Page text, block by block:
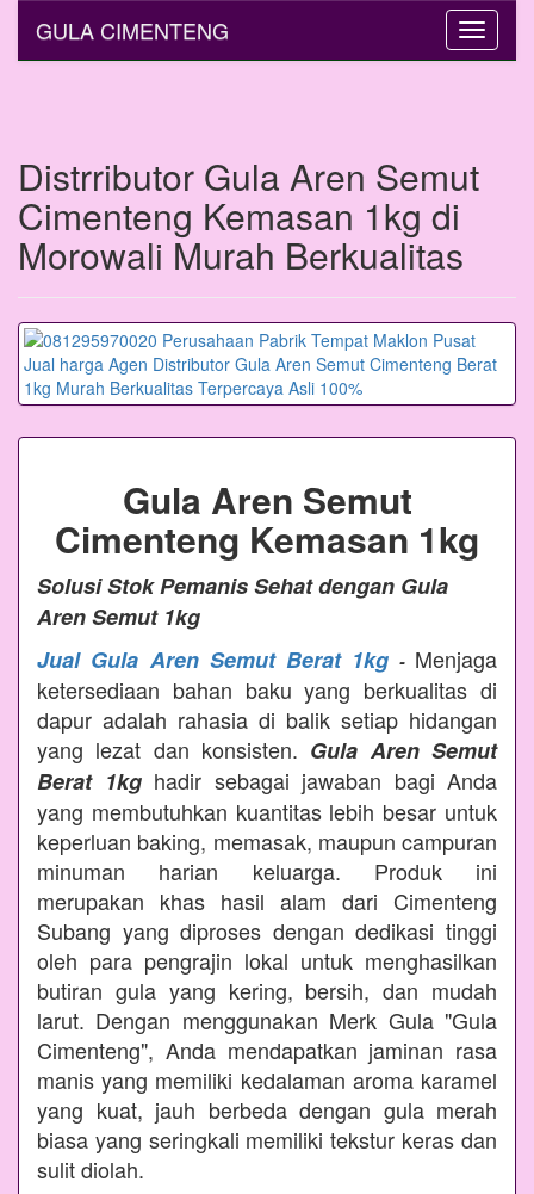
Toggle
GULA CIMENTENG
Distrributor Gula Aren Semut
Cimenteng Kemasan 1kg di
Morowali Murah Berkualitas
Gula Aren Semut
Cimenteng Kemasan 1kg
Solusi Stok Pemanis Sehat dengan Gula
Aren Semut 1kg
Jual Gula Aren Semut Berat 1kg - Menjaga
ketersediaan bahan baku yang berkualitas di
dapur adalah rahasia di balik setiap hidangan
yang lezat dan konsisten. Gula Aren Semut
Berat 1kghadir sebagai jawaban bagi Anda
yang membutuhkan kuantitas lebih besar untuk
keperluan baking, memasak, maupun campuran
minuman harian keluarga. Produk ini
merupakan khas hasil alam dari Cimenteng
Subang yang diproses dengan dedikasi tinggi
oleh para pengrajin lokal untuk menghasilkan
butiran gula yang kering, bersih, dan mudah
larut. Dengan menggunakan Merk Gula "Gula
Cimenteng", Anda mendapatkan jaminan rasa
manis yang memiliki kedalaman aroma karamel
yang kuat, jauh berbeda dengan gula merah
biasa yang seringkali memiliki tekstur keras dan
sulit diolah.